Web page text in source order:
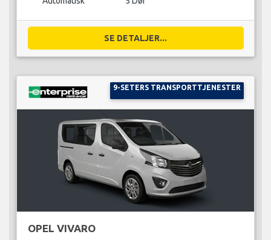
SE DETALJER...
9-SETERS TRANSPORTTJENESTER
OPEL VIVARO